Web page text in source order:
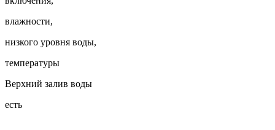
влажности,
низкого уровня воды,
температуры
Верхний залив воды
есть